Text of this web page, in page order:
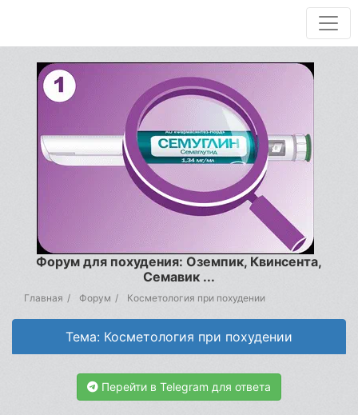
Форум для похудения: Оземпик, Квинсента,
Семавик ...
Главная Форум Косметология при похудении
Тема: Косметология при похудении
Перейти в Telegram для ответа